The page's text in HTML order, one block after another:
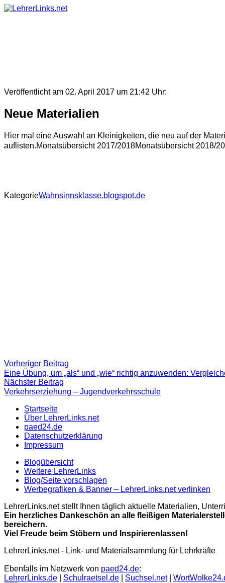
Skip
Veröffentlicht am 02. April 2017 um 21:42 Uhr:
Neue Materialien
Hier mal eine Auswahl an Kleinigkeiten, die neu auf der
auflisten.Monatsübersicht 2017/2018Monatsübersicht 2018/
KategorieWahnsinnsklasse.blogspot.de
Beitragsnavigation
Vorheriger Beitrag
Beitrag:
Eine Übung, um „als“ und „wie“ richtig anzuwenden:
Nächster Beitrag
Beitrag
Verkehrserziehung – Jugendverkehrsschule
Startseite
Über LehrerLinks.net
paed24.de
Datenschutzerklärung
Impressum
Blogübersicht
Weitere LehrerLinks
Blog/Seite vorschlagen
Werbegrafiken & Banner – LehrerLinks.net verlinken
LehrerLinks.net stellt Ihnen täglich aktuelle Materialien,
Ein herzliches Dankeschön an alle fleißigen
bereichern.
Viel Freude beim Stöbern und Inspirierenlassen!
LehrerLinks.net - Link- und Materialsammlung für Lehrkräfte
Ebenfalls im Netzwerk von paed24.de:
LehrerLinks.de
Schulraetsel.de Suchsel.net|